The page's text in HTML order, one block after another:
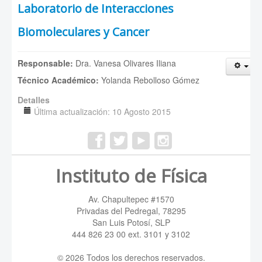
Laboratorio de Interacciones
Biomoleculares y Cancer
Responsable: Dra. Vanesa Olivares Iliana
Técnico Académico: Yolanda Rebolloso Gómez
Detalles
Última actualización: 10 Agosto 2015
Instituto de Física
Av. Chapultepec #1570
Privadas del Pedregal, 78295
San Luis Potosí, SLP
444 826 23 00 ext. 3101 y 3102
© 2026 Todos los derechos reservados.